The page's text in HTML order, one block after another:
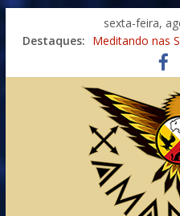
sexta-feira,
Destaques: Imaginação na
Meditando nas
Autosuficiência:
Xamanismo
Totens –